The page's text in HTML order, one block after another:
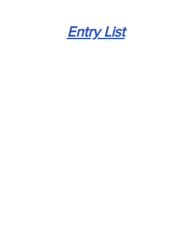
Entry List